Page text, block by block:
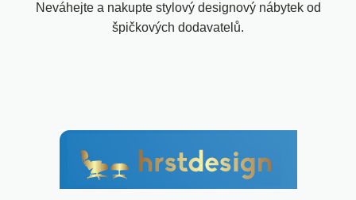
Neváhejte a nakupte stylový designový nábytek od
špičkových dodavatelů.